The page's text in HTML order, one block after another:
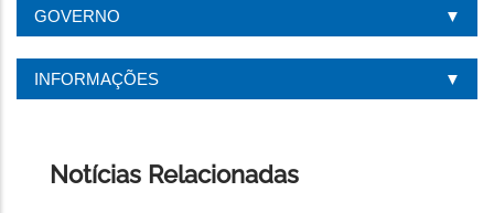
PÁGINA
GOVERNO
INFORMAÇÕES
Notícias Relacionadas